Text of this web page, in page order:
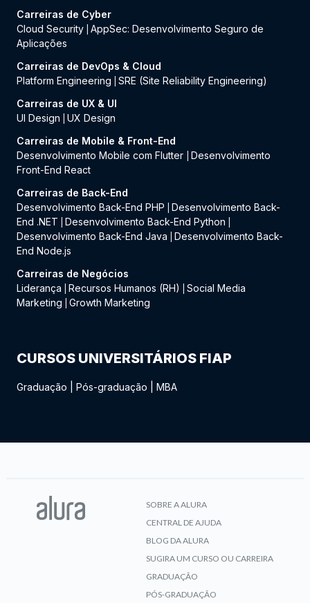
Carreiras de Cyber
Cloud Security AppSec: Desenvolvimento Seguro de
Aplicações
Carreiras de DevOps & Cloud
Platform Engineering
SRE (Site Reliability Engineering)
Carreiras de UX & UI
UI Design
UX Design
Carreiras de Mobile & Front-End
Desenvolvimento Mobile com Flutter
Desenvolvimento
Front-End React
Carreiras de Back-End
Desenvolvimento Back-End PHP
Desenvolvimento Back-
End .NET
Desenvolvimento Back-End Python
Desenvolvimento Back-End Java
Desenvolvimento Back-
End Node.js
Carreiras de Negócios
Liderança
Recursos Humanos (RH)
Social Media
Marketing
Growth Marketing
CURSOS UNIVERSITÁRIOS FIAP
Graduação Pós-graduação MBA
SOBRE A ALURA
CENTRAL DE AJUDA
BLOG DA ALURA
SUGIRA UM CURSO OU CARREIRA
GRADUAÇÃO
PÓS-GRADUAÇÃO